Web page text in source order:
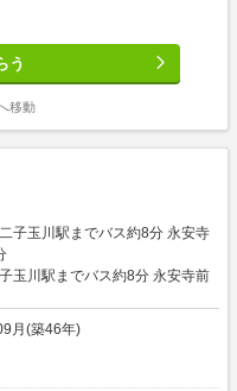
明いたします。投資家の方々に
がけております。皆様からのご連
と量≫東京23区を中心に賃貸需
す。個人、法人、不動産会社から
件をピックアップしております。
良いかという判断をしておりま
ざいます。但し、フルローンや
口リスクもございます。どのファ
しょう。レバレッジのメリット、
後の不動産運用について、お任
評頂いております。ご不安ある空
期解決をしております。お気軽に
との商談は、まずお客様のご要
要な不動産情報と投資についてご
や問題が不動産で解決できるかご
、問題が解決してから進めてまい
能です。 オンラインを希望の方
う
移動
子玉川駅までバス約8分 永安寺
玉川駅までバス約8分 永安寺前
月(築46年)